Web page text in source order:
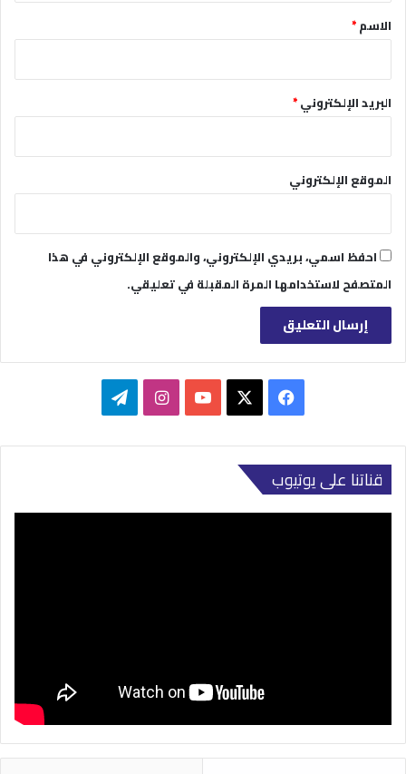
*الاسم*
البريد الإلكتروني*
الموقع الإلكتروني
احفظ اسمي، بريدي الإلكتروني، والموقع الإلكتروني في هذا
المتصفح لاستخدامها المرة المقبلة في تعليقي.
فيسبوك ‫YouTubeانستقرامتيلقرام
قناتنا على يوتيوب